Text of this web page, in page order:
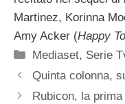
Martinez, Korinna
Amy Acker (Happy
Categorie
Mediaset, Serie
Quinta colonna,
Rubicon, la